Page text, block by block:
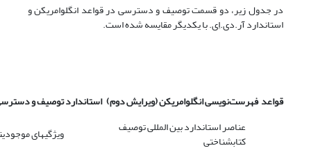
در جدول زیر، دو قسمت توصیف و دسترسی در قواعد انگلوامریکن و
استاندارد آر.دی.اِی. با یکدیگر مقایسه شده است.
قواعد فهرست‌نویسی انگلوامریکن (ویرایش دوم) استاندارد توصیف و
عناصر استاندارد بین المللی توصیف
کتابشناختی
ویژگیهای